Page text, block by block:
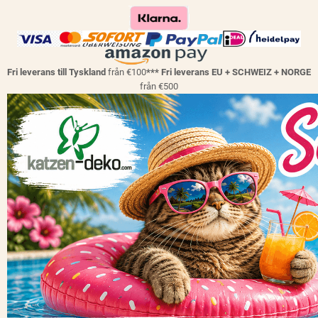
Fri leverans till Tyskland från €100*** Fri leverans EU + SCHWEIZ + NORGE
från €500